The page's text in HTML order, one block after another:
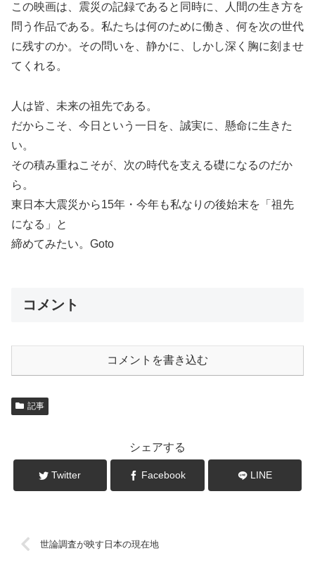
この映画は、震災の記録であると同時に、人間の生き方を
問う作品である。私たちは何のために働き、何を次の世代
に残すのか。その問いを、静かに、しかし深く胸に刻ませ
てくれる。
人は皆、未来の祖先である。
だからこそ、今日という一日を、誠実に、懸命に生きた
い。
その積み重ねこそが、次の時代を支える礎になるのだか
ら。
東日本大震災から15年・今年も私なりの後始末を「祖先
になる」と
締めてみたい。Goto
コメント
コメントを書き込む
記事
シェアする
Twitter Facebook LINE
世論調査が映す日本の現在地